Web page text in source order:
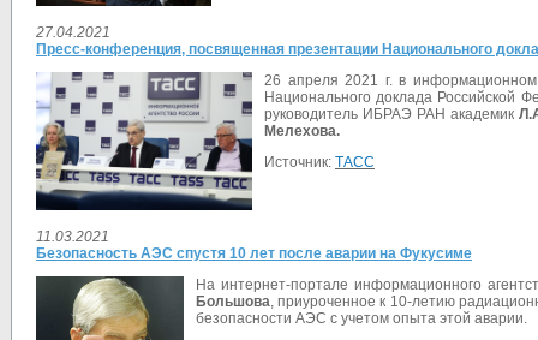
27.04.2021
Пресс-конференция, посвященная презентации Национального
26 апреля 2021 г. в информационном
Национального доклада Российской
руководитель ИБРАЭ РАН академик
Мелехова.
Источник: ТАСС
11.03.2021
Безопасность АЭС спустя 10 лет после аварии на Фукусиме
На интернет-портале информационного
Большова, приуроченное к 10-летию
безопасности АЭС с учетом опыта этой аварии.